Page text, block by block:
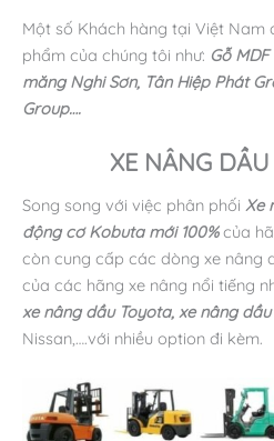
Một số Khách hàng tại Việt Nam
phẩm của chúng tôi như: Gỗ
măng Nghi Sơn, Tân Hiệp Phát
Group….
XE NÂNG
Song song với việc phân phối Xe
động cơ Kobuta mới 100%của
còn cung cấp các dòng xe nâng
của các hãng xe nâng nổi tiếng
xe nâng dầu Toyota, xe nâng dầu
Nissan,….với nhiều option đi kèm.